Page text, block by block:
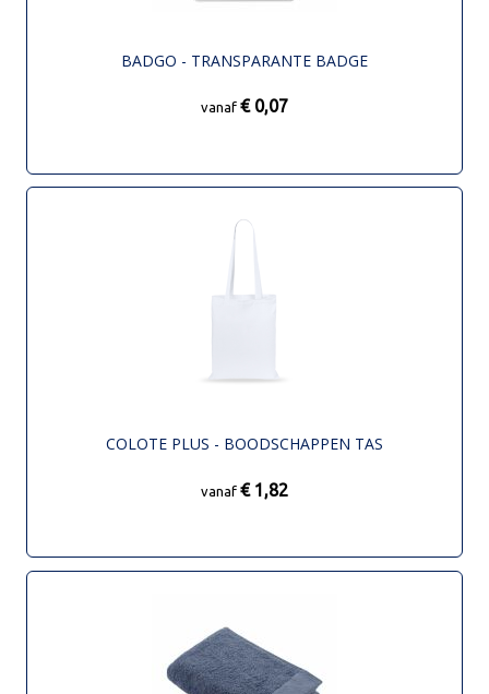
BADGO - TRANSPARANTE BADGE
vanaf € 0,07
COLOTE PLUS - BOODSCHAPPEN TAS
vanaf € 1,82